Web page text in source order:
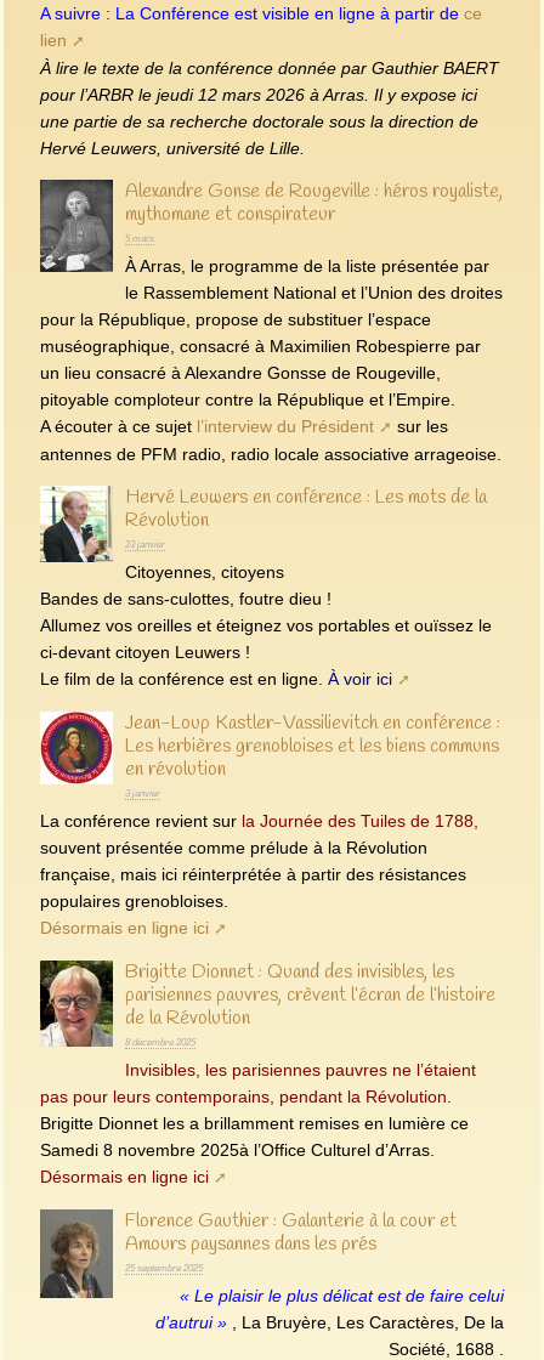
A suivre : La Conférence est visible en ligne à partir de ce
lien
À lire le texte de la conférence donnée par Gauthier BAERT
pour l’ARBR le jeudi 12 mars 2026 à Arras. Il y expose ici
une partie de sa recherche doctorale sous la direction de
Hervé Leuwers, université de Lille.
Alexandre Gonse de Rougeville : héros royaliste,
mythomane et conspirateur
5 mars
À Arras, le programme de la liste présentée par
le Rassemblement National et l’Union des droites
pour la République, propose de substituer l’espace
muséographique, consacré à Maximilien Robespierre par
un lieu consacré à Alexandre Gonsse de Rougeville,
pitoyable comploteur contre la République et l’Empire.
A écouter à ce sujet l’interview du Président
sur les
antennes de PFM radio, radio locale associative arrageoise.
Hervé Leuwers en conférence : Les mots de la
Révolution
23 janvier
Citoyennes, citoyens
Bandes de sans-culottes, foutre dieu !
Allumez vos oreilles et éteignez vos portables et ouïssez le
ci-devant citoyen Leuwers !
Le film de la conférence est en ligne. À voir ici
Jean-Loup Kastler-Vassilievitch en conférence :
Les herbières grenobloises et les biens communs
en révolution
3 janvier
La conférence revient sur la Journée des Tuiles de 1788,
souvent présentée comme prélude à la Révolution
française, mais ici réinterprétée à partir des résistances
populaires grenobloises.
Désormais en ligne ici
Brigitte Dionnet : Quand des invisibles, les
parisiennes pauvres, crèvent l’écran de l’histoire
de la Révolution
8 décembre 2025
Invisibles, les parisiennes pauvres ne l’étaient
pas pour leurs contemporains, pendant la Révolution.
Brigitte Dionnet les a brillamment remises en lumière ce
Samedi 8 novembre 2025à l’Office Culturel d’Arras.
Désormais en ligne ici
Florence Gauthier : Galanterie à la cour et
Amours paysannes dans les prés
25 septembre 2025
« Le plaisir le plus délicat est de faire celui
d’autrui »
, La Bruyère, Les Caractères, De la
Société, 1688 .